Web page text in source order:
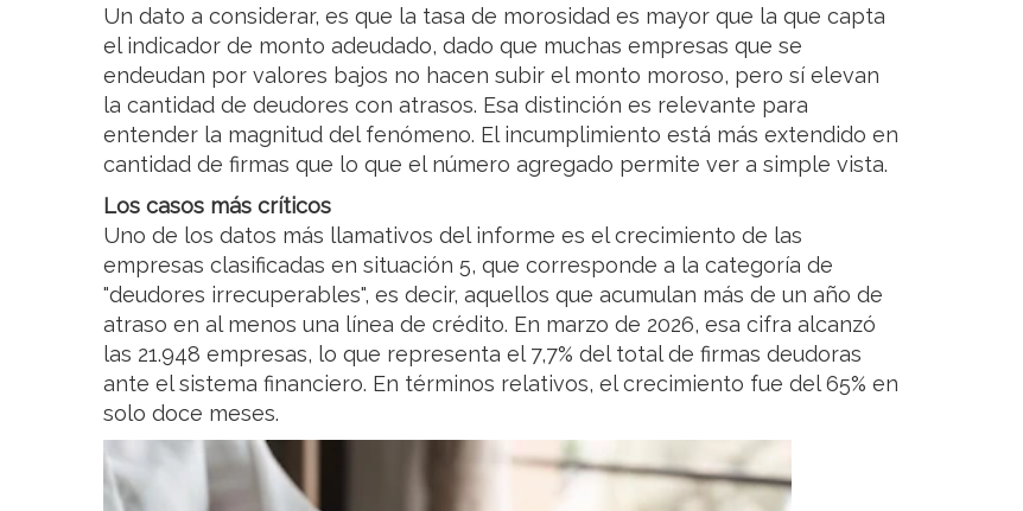
Un dato a considerar, es que la tasa de morosidad es mayor que la que capta
el indicador de monto adeudado, dado que muchas empresas que se
endeudan por valores bajos no hacen subir el monto moroso, pero sí elevan
la cantidad de deudores con atrasos. Esa distinción es relevante para
entender la magnitud del fenómeno. El incumplimiento está más extendido en
cantidad de firmas que lo que el número agregado permite ver a simple vista.
Los casos más críticos
Uno de los datos más llamativos del informe es el crecimiento de las
empresas clasificadas en situación 5, que corresponde a la categoría de
"deudores irrecuperables", es decir, aquellos que acumulan más de un año de
atraso en al menos una línea de crédito. En marzo de 2026, esa cifra alcanzó
las 21.948 empresas, lo que representa el 7,7% del total de firmas deudoras
ante el sistema financiero. En términos relativos, el crecimiento fue del 65% en
solo doce meses.